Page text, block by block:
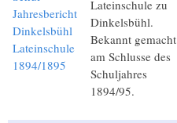
Jahresbericht
Dinkelsbühl
Lateinschule
1894/1895
Lateinschule zu
Dinkelsbühl.
Bekannt gemacht
am Schlusse des
Schuljahres
1894/95.